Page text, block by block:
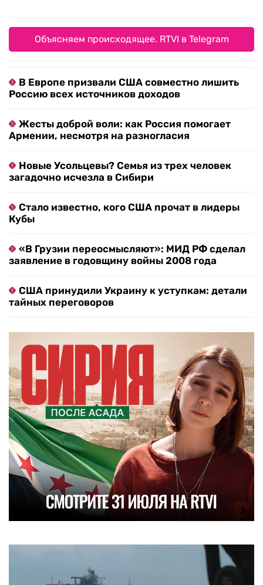
Объясняем происходящее. RTVI в Telegram
В Европе призвали США совместно лишить
Россию всех источников доходов
Жесты доброй воли: как Россия помогает
Армении, несмотря на разногласия
Новые Усольцевы? Семья из трех человек
загадочно исчезла в Сибири
Стало известно, кого США прочат в лидеры
Кубы
«В Грузии переосмысляют»: МИД РФ сделал
заявление в годовщину войны 2008 года
США принудили Украину к уступкам: детали
тайных переговоров